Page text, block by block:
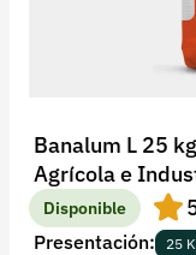
Banalum L 25
Agrícola e
Disponible
Presentación: 25
Recuperar contraseña
Contacto
Soporte